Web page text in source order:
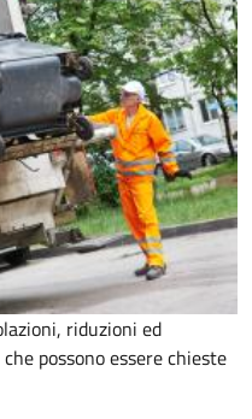
riduzioni ed
che possono essere chieste